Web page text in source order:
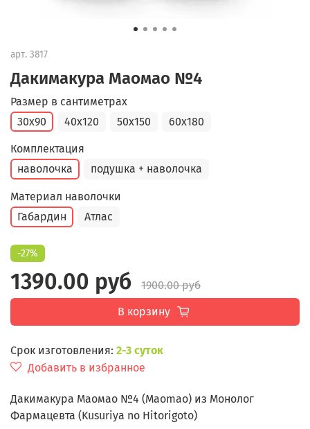
арт. 3817
Дакимакура Маомао №4
Срок изготовления: 2-3 суток
Добавить в избранное
Размер в сантиметрах
30x90
40x120 50x150 60x180
Комплектация
наволочка
подушка + наволочка
Материал наволочки
Габардин
Атлас
-27%
1390.00 руб
1900.00 руб
В корзину
Дакимакура Маомао №4 (Maomao) из Монолог
Фармацевта (Kusuriya no Hitorigoto)